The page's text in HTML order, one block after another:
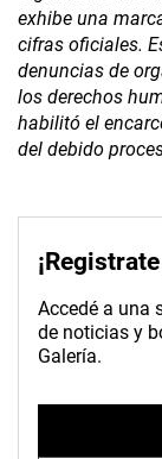
exhibe una
cifras oficiales.
denuncias de
los derechos
habilitó el
del debido
Accedé a una
de noticias y
Galería.